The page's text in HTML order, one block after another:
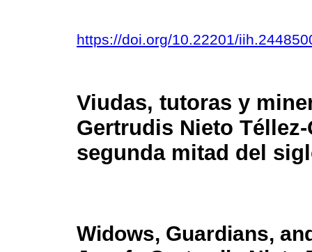
https://doi.org/10.22201/
Viudas, tutoras y
Gertrudis Nieto
segunda mitad del
Widows, Guardians,